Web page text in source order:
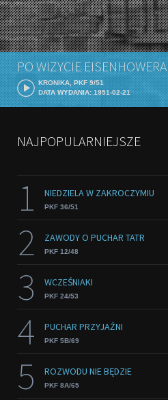
PO WIZYCIE EISENHOWERA
KRONIKA, PKF 9/51
DATA WYDANIA: 1951-02-21
NAJPOPULARNIEJSZE
1 NIEDZIELA W ZAKROCZYMIU
PKF 36/51
2 ZAWODY O PUCHAR TATR
PKF 12/48
3 WCZEŚNIAKI
PKF 24/53
4 PUCHAR PRZYJAŹNI
PKF 5B/69
5 ROZWODU NIE BĘDZIE
PKF 8A/65